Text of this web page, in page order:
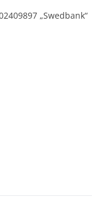
„Swedbank“